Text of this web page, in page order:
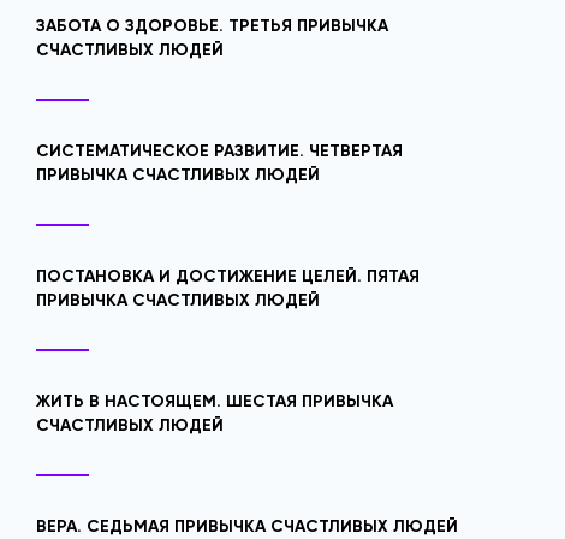
ЗАБОТА О ЗДОРОВЬЕ. ТРЕТЬЯ ПРИВЫЧКА
СЧАСТЛИВЫХ ЛЮДЕЙ
СИСТЕМАТИЧЕСКОЕ РАЗВИТИЕ. ЧЕТВЕРТАЯ
ПРИВЫЧКА СЧАСТЛИВЫХ ЛЮДЕЙ
ПОСТАНОВКА И ДОСТИЖЕНИЕ ЦЕЛЕЙ. ПЯТАЯ
ПРИВЫЧКА СЧАСТЛИВЫХ ЛЮДЕЙ
ЖИТЬ В НАСТОЯЩЕМ. ШЕСТАЯ ПРИВЫЧКА
СЧАСТЛИВЫХ ЛЮДЕЙ
ВЕРА. СЕДЬМАЯ ПРИВЫЧКА СЧАСТЛИВЫХ ЛЮДЕЙ